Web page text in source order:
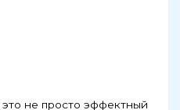
не просто эффектный